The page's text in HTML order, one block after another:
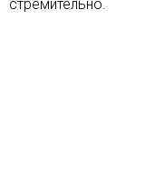
стремительно.